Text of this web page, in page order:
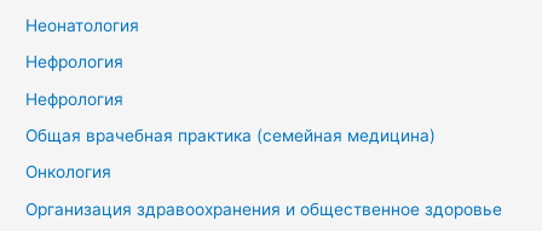
Неонатология
Нефрология
Нефрология
Общая врачебная практика (семейная медицина)
Онкология
Организация здравоохранения и общественное здоровье